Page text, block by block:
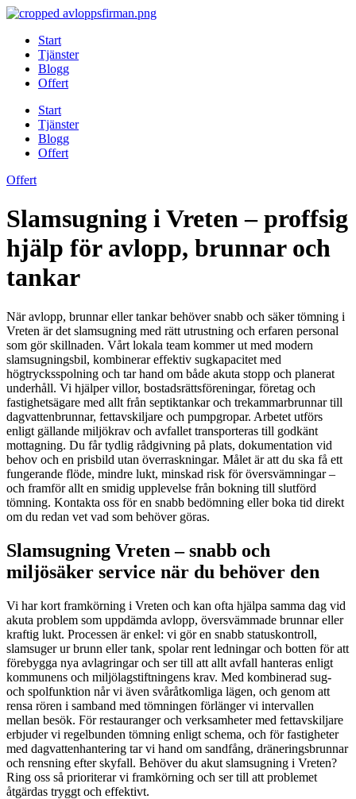
Skip
contentStart
Tjänster
Blogg
Offert
Start
Tjänster
Blogg
Offert
Offert
Slamsugning i Vreten – proffsig
hjälp för avlopp, brunnar och
tankar
När avlopp, brunnar eller tankar behöver snabb och säker tömning i
Vreten är det slamsugning med rätt utrustning och erfaren personal
som gör skillnaden. Vårt lokala team kommer ut med modern
slamsugningsbil, kombinerar effektiv sugkapacitet med
högtrycksspolning och tar hand om både akuta stopp och planerat
underhåll. Vi hjälper villor, bostadsrättsföreningar, företag och
fastighetsägare med allt från septiktankar och trekammarbrunnar till
dagvattenbrunnar, fettavskiljare och pumpgropar. Arbetet utförs
enligt gällande miljökrav och avfallet transporteras till godkänt
mottagning. Du får tydlig rådgivning på plats, dokumentation vid
behov och en prisbild utan överraskningar. Målet är att du ska få ett
fungerande flöde, mindre lukt, minskad risk för översvämningar –
och framför allt en smidig upplevelse från bokning till slutförd
tömning. Kontakta oss för en snabb bedömning eller boka tid direkt
om du redan vet vad som behöver göras.
Slamsugning Vreten – snabb och
miljösäker service när du behöver den
Vi har kort framkörning i Vreten och kan ofta hjälpa samma dag vid
akuta problem som uppdämda avlopp, översvämmade brunnar eller
kraftig lukt. Processen är enkel: vi gör en snabb statuskontroll,
slamsuger ur brunn eller tank, spolar rent ledningar och botten för att
förebygga nya avlagringar och ser till att allt avfall hanteras enligt
kommunens och miljölagstiftningens krav. Med kombinerad sug-
och spolfunktion når vi även svåråtkomliga lägen, och genom att
rensa rören i samband med tömningen förlänger vi intervallen
mellan besök. För restauranger och verksamheter med fettavskiljare
erbjuder vi regelbunden tömning enligt schema, och för fastigheter
med dagvattenhantering tar vi hand om sandfång, dräneringsbrunnar
och rensning efter skyfall. Behöver du akut slamsugning i Vreten?
Ring oss så prioriterar vi framkörning och ser till att problemet
åtgärdas tryggt och effektivt.